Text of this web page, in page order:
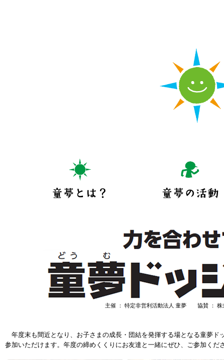
主催 ： 特定非営利活動法人 童夢 協賛 ：
年度末も間近となり、お子さまの成長・団結を発揮する場となる童夢
参加いただけます。年度の締めくくりにお友達と一緒にぜひ、ご参加くだ